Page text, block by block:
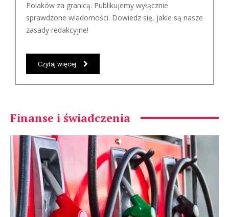
Polaków za granicą. Publikujemy wyłącznie
sprawdzone wiadomości. Dowiedz się, jakie są nasze
zasady redakcyjne!
Czytaj więcej
Finanse i świadczenia